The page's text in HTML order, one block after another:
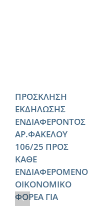
ΠΡΟΣΚΛΗΣΗ
ΕΚΔΗΛΩΣΗΣ
ΕΝΔΙΑΦΕΡΟΝΤΟΣ
ΑΡ.ΦΑΚΕΛΟΥ
106/25 ΠΡΟΣ
ΚΑΘΕ
ΕΝΔΙΑΦΕΡΟΜΕΝΟ
ΟΙΚΟΝΟΜΙΚΟ
ΦΟΡΕΑ ΓΙΑ